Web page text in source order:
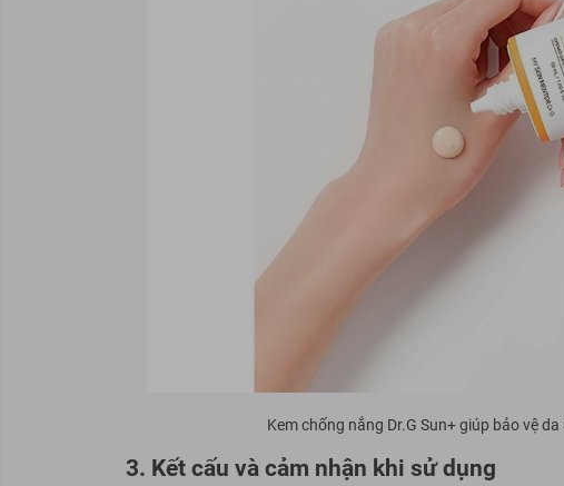
Kem chống nắng Dr.G Sun+ giúp bảo vệ
3. Kết cấu và cảm nhận khi sử dụng